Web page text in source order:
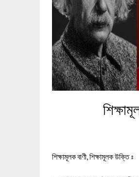
শিক্ষামূলক বাণী, শিক্ষামূলক উক্তি ঃ